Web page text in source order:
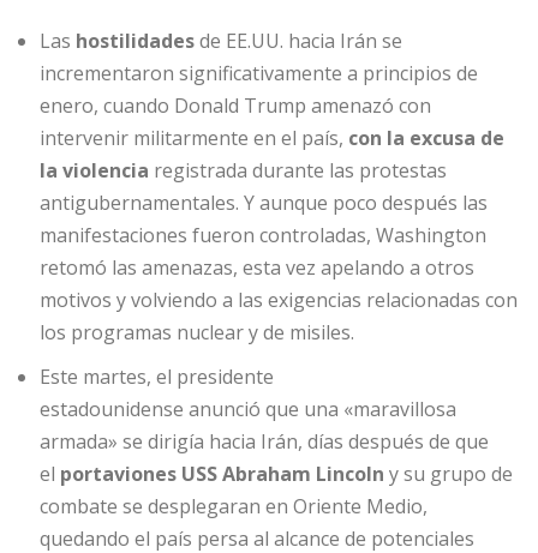
Las hostilidadesde EE.UU. hacia Irán se
incrementaron significativamente a principios de
enero, cuando Donald Trump amenazó con
intervenir militarmente en el país, con la excusa de
la violencia registrada durante las protestas
antigubernamentales. Y aunque poco después las
manifestaciones fueron controladas, Washington
retomó las amenazas, esta vez apelando a otros
motivos y volviendo a las exigencias relacionadas con
los programas nuclear y de misiles.
Este martes, el presidente
estadounidense anunció que una «maravillosa
armada» se dirigía hacia Irán, días después de que
el portaviones USS Abraham Lincoln y su grupo de
combate se desplegaran en Oriente Medio,
quedando el país persa al alcance de potenciales